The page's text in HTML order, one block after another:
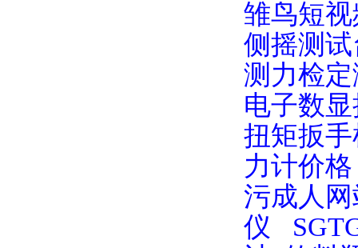
雏鸟短
侧摇测
测力检
电子数
扭矩扳
力计价格
污成人
仪